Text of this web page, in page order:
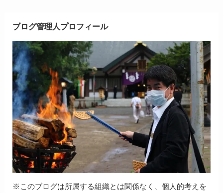
ブログ管理人プロフィール
※このブログは所属する組織とは関係なく、個人的考えを